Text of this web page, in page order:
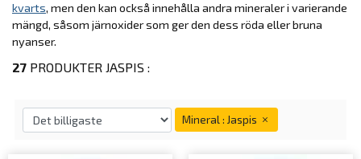
kvarts, men den kan också innehålla andra mineraler i varierande
mängd, såsom järnoxider som ger den dess röda eller bruna
nyanser.
27 PRODUKTER JASPIS :
Mineral : Jaspis